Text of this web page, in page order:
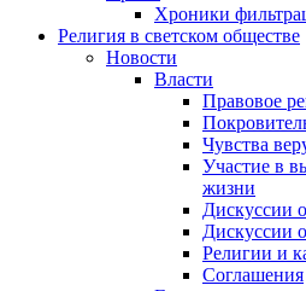
Хроники
Религия в светском обществе
Новости
Власти
Правовое
Чувства
Участие в
жизни
Дискуссии
Дискуссии
Религии и
Соглашения